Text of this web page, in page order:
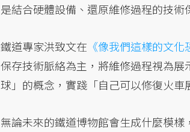
是結合硬體設備、還原維修過程的技術
鐵道專家洪致文在 《像我們這樣的文化
保存技術脈絡為主，將維修過程視為
球」的概念，實踐「自己可以修復火
無論未來的鐵道博物館會生成什麼模